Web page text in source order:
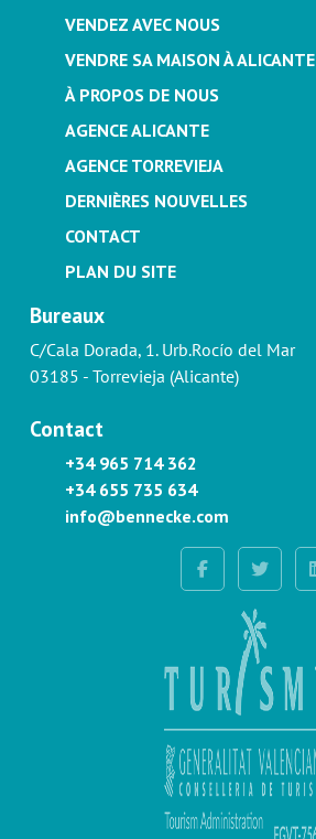
VENDEZ AVEC NOUS
VENDRE SA MAISON À ALICANTE
À PROPOS DE NOUS
AGENCE ALICANTE
AGENCE TORREVIEJA
DERNIÈRES NOUVELLES
CONTACT
PLAN DU SITE
Bureaux
C/Cala Dorada, 1. Urb.Rocío del Mar
03185 - Torrevieja (Alicante)
Contact
+34 965 714 362
+34 655 735 634
info@bennecke.com